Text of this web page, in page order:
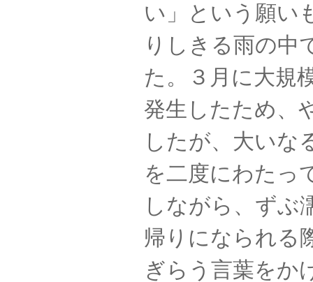
い」という願い
りしきる雨の中
た。３月に大規
発生したため、
したが、大いな
を二度にわたっ
しながら、ずぶ
帰りになられる
ぎらう言葉をか